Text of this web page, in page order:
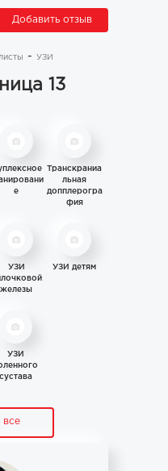
Добавить отзыв
УЗИ
13
е
Транскраниа
льная
допплерогра
фия
УЗИ
железы
УЗИ детям
УЗИ
сустава
все